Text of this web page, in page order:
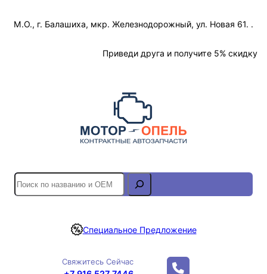
М.О., г. Балашиха, мкр. Железнодорожный, ул. Новая 61. .
Приведи друга и получите 5% скидку
S
e
r
Специальное Предложение
Свяжитесь Сейчас